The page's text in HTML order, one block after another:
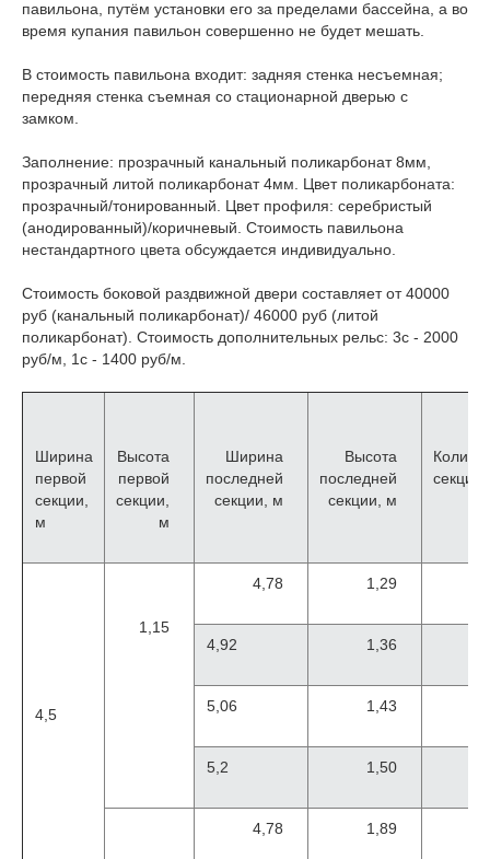
павильона, путём установки его за пределами бассейна, а во
время купания павильон совершенно не будет мешать.
В стоимость павильона входит: задняя стенка несъемная;
передняя стенка съемная со стационарной дверью с
замком.
Заполнение: прозрачный канальный поликарбонат 8мм,
прозрачный литой поликарбонат 4мм. Цвет поликарбоната:
прозрачный/тонированный. Цвет профиля: серебристый
(анодированный)/коричневый. Стоимость павильона
нестандартного цвета обсуждается индивидуально.
Стоимость боковой раздвижной двери составляет от 40000
руб (канальный поликарбонат)/ 46000 руб (литой
поликарбонат). Стоимость дополнительных рельс: 3с - 2000
руб/м, 1с - 1400 руб/м.
Ширина
первой
секции,
м
Высота
первой
секции,
м
Ширина
последней
секции, м
Высота
последней
секции, м
секций
4,5
1,15
4,78 1,29
4,92 1,36
5,06 1,43
5,2 1,50
4,78 1,89